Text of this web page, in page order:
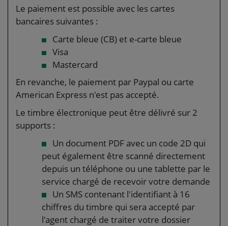
Le paiement est possible avec les cartes
bancaires suivantes :
Carte bleue (CB) et e-carte bleue
Visa
Mastercard
En revanche, le paiement par Paypal ou carte
American Express n'est pas accepté.
Le timbre électronique peut être délivré sur 2
supports :
Un document PDF avec un code 2D qui
peut également être scanné directement
depuis un téléphone ou une tablette par le
service chargé de recevoir votre demande
Un SMS contenant l'identifiant à 16
chiffres du timbre qui sera accepté par
l'agent chargé de traiter votre dossier